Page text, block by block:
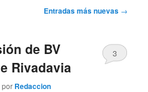
Entradas más nuevas →
de BV
Rivadavia
por Redaccion
3